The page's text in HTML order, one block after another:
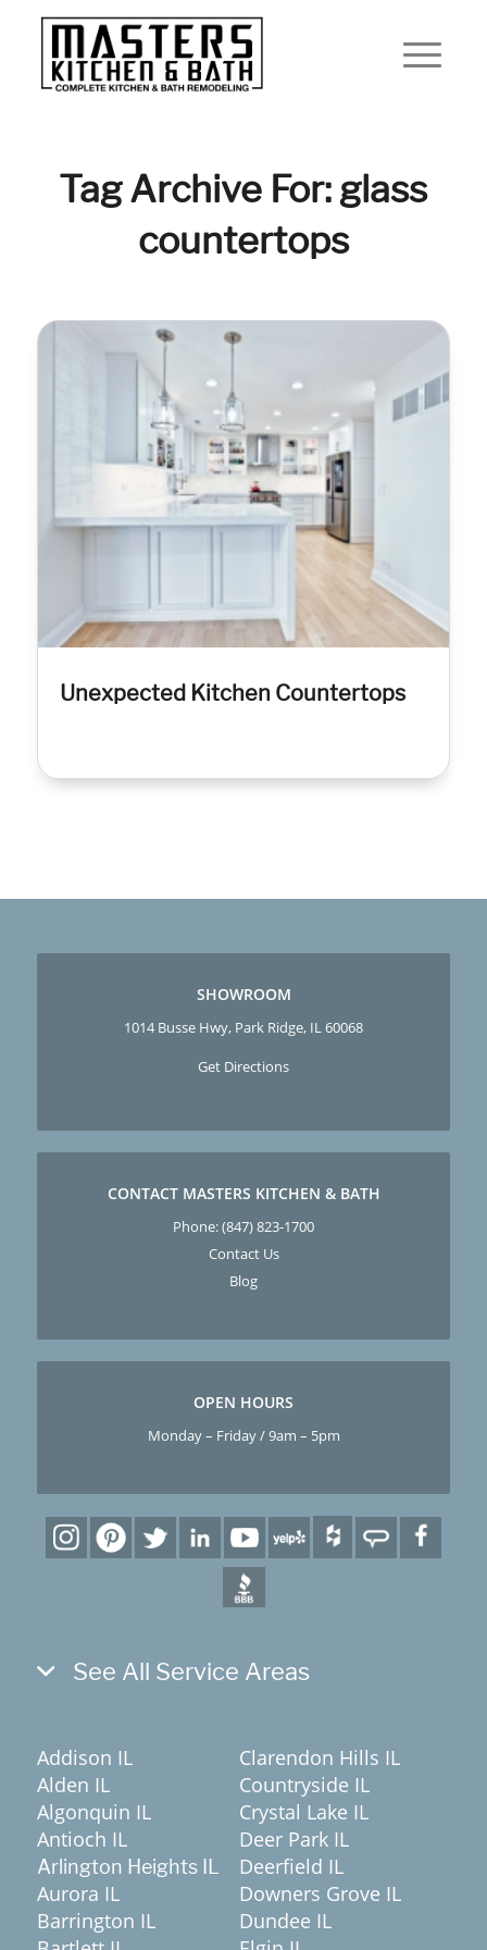
Tag Archive For: glass
countertops
Unexpected Kitchen Countertops
SHOWROOM
1014 Busse Hwy, Park Ridge, IL 60068
Get Directions
CONTACT MASTERS KITCHEN & BATH
Phone:(847) 823-1700
Contact Us
Blog
OPEN HOURS
Monday – Friday / 9am – 5pm
See All Service Areas
Addison IL
Alden IL
Algonquin IL
Antioch IL
Arlington Heights IL
Aurora IL
Barrington IL
Clarendon Hills IL
Countryside IL
Crystal Lake IL
Deer Park IL
Deerfield IL
Downers Grove IL
Dundee IL